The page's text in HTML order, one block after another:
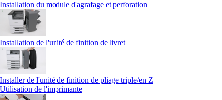
Installation du module d'agrafage et perforation
Installation de l'unité de finition de livret
Installer de l'unité de finition de pliage triple/en Z
Utilisation de l'imprimante